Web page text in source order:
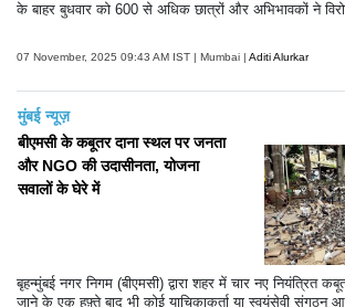
के बाहर बुधवार को 600 से अधिक छात्रों और अभिभावकों ने
07 November, 2025 09:43 AM IST | Mumbai | Aditi Alurkar
मुंबई न्यूज़
बीएमसी के कबूतर दाना स्थल पर जनता
और NGO की उदासीनता, योजना
सवालों के घेरे में
बृहन्मुंबई नगर निगम (बीएमसी) द्वारा शहर में चार नए नियंत्रित
जाने के एक हफ़्ते बाद भी कोई याचिकाकर्ता या स्वयंसेवी संगठन